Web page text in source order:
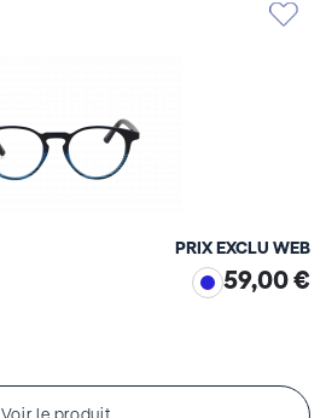
PRIX EXCLU WEB
59,00 €